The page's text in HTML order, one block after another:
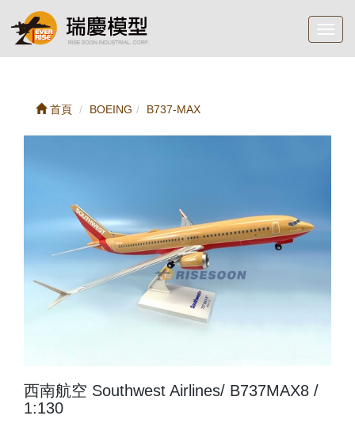
首頁 BOEING B737-MAX
西南航空 Southwest Airlines/ B737MAX8 /
1:130